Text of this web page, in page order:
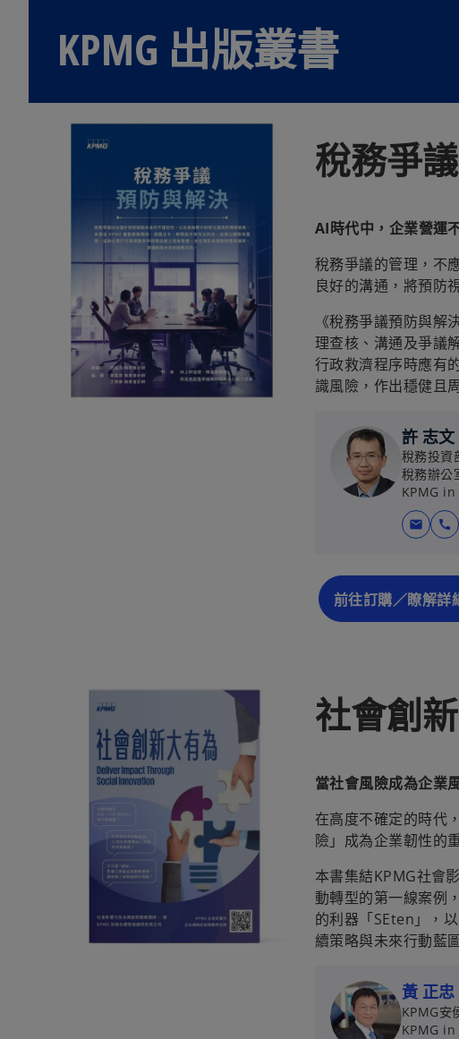
KPMG 出版叢書
稅務爭
AI時代中，企業營運
稅務爭議的管理，不
良好的溝通，將預防
《稅務爭議預防與
理查核、溝通及爭議
行政救濟程序時應有
識風險，作出穩健且
許 志文
稅務投資
稅務辦公
KPMG
mail call
前往訂購／瞭解詳
社會創
當社會風險成為企業
在高度不確定的時代
險」成為企業韌性的
本書集結KPMG社會
動轉型的第一線案例
的利器「SEten」，
續策略與未來行動藍
黃 正忠
KPMG安
KPMG